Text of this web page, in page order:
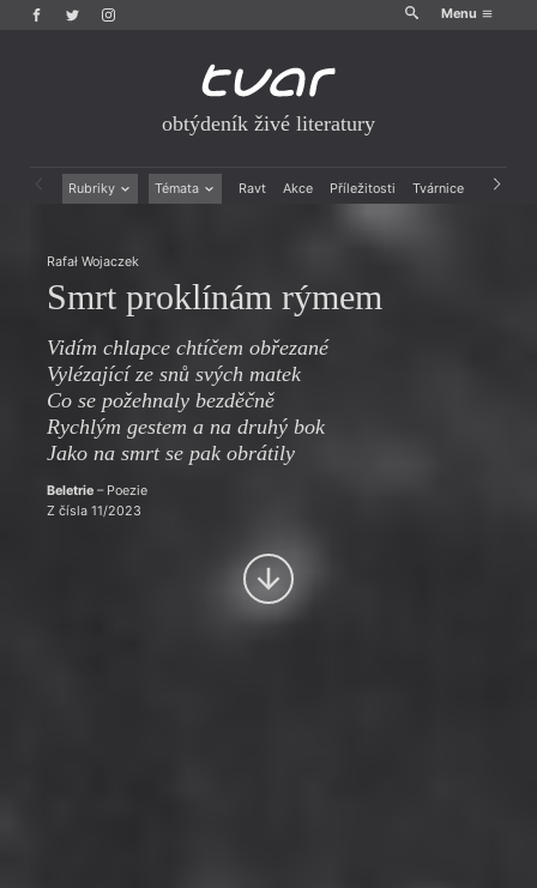
Menu
obtýdeník živé literatury
Rubriky Témata Ravt Akce Příležitosti Tvárnice Archiv
Esejistika
Recenze a reflexe
Rozhovory
Mauzoleum
Divadlo
Dokument
Výroční ceny
Rafał Wojaczek
Smrt proklínám rýmem
Vidím chlapce chtíčem obřezané
Vylézající ze snů svých matek
Co se požehnaly bezděčně
Rychlým gestem a na druhý bok
Jako na smrt se pak obrátily
Beletrie– Poezie
Z čísla 11/2023